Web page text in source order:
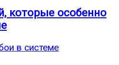
которые особенно